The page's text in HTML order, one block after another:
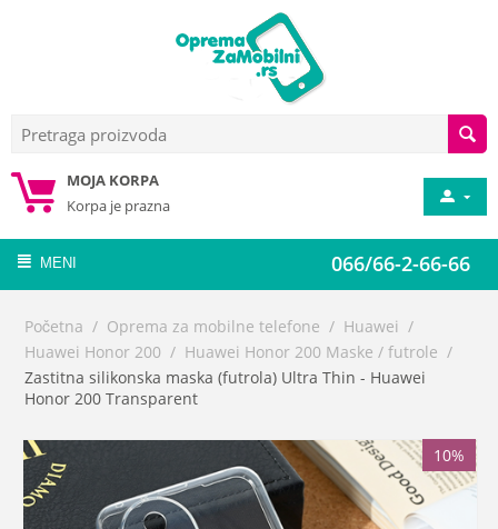
MOJA KORPA
Korpa je prazna
066/66-2-66-66
MENI
Početna / Oprema za mobilne telefone / Huawei /
Huawei Honor 200 / Huawei Honor 200 Maske / futrole /
Zastitna silikonska maska (futrola) Ultra Thin - Huawei
Honor 200 Transparent
10%